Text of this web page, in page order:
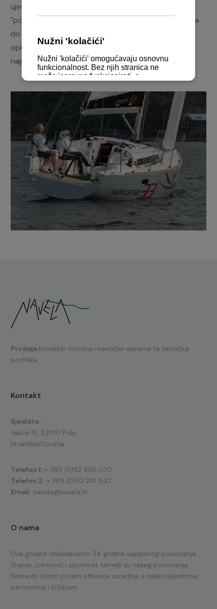
ujedinjeni su funkcionalnost i ugodnost. Brodica
"podnosi" sve tipove posade, od obiteljskih putovanja
do profesionalnih regata radi izuzetno kvalitetne
opreme. Uz opciju duplog kormila S33 predstavlja
najmanju performance brodicu na tržištu s 2 kormila.
Prodaja brodskih motora i nautičke opreme te tehnička
podrška.
Kontakt
Sjedište:
Valica 15, 52100 Pula
Hrvatska/Croatia
Telefon 1: + 385 (0)52 866 070
Telefon 2: + 385 (0)52 214 542
Email: navela@navela.hr
O nama
Ove godine obilježavamo 34 godine uspješnog poslovanja.
Znanje, izvrsnost i upornost temelji su našeg poslovanja.
Nastaviti ćemo putem efikasne suradnje s našim klijentima,
partnerima i tržištem.